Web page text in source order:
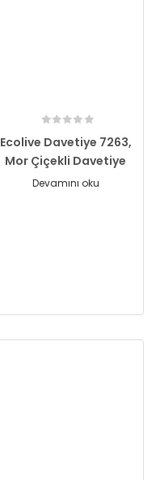
Ecolive Davetiye 7263,
Mor Çiçekli Davetiye
Devamını oku